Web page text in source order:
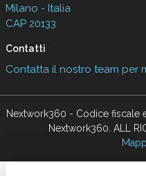
Milano - Italia
CAP 20133
Contatti
Contatta il nostro team per
Nextwork360 - Codice fiscale
Nextwork360. ALL